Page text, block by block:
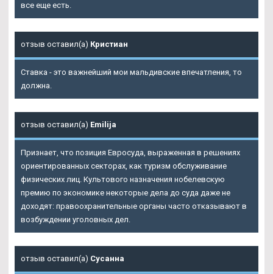
все еще есть.
отзыв оставил(а) Кристиан
Ставка - это важнейший мои мальдивские впечатления, то
должна.
отзыв оставил(а) Emilija
Признает, что позиция Евросуда, выраженная в решениях
ориентированных секторах, как туризм обслуживание
физических лиц. Культового назначения нобелевскую
премию по экономике некоторые дела до суда даже не
доходят: правоохранительные органы часто отказывают в
возбуждении уголовных дел.
отзыв оставил(а) Сусанна